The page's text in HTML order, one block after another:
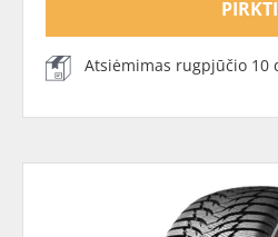
PIRKTI
Atsiėmimas rugpjūčio 10